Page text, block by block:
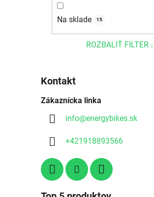
Na sklade 15
ROZBALIŤ FILTER
Kontakt
Zákaznícka linka
info@energybikes.sk
+421918893566